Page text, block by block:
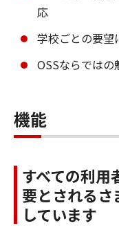
応
学校ごとの要望
OSSならでは
機能
すべての利用
要とされる
しています